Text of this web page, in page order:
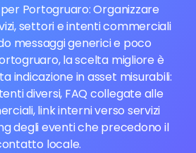
Portogruaro: Organizzare
settori e intenti commerciali
messaggi generici e poco
la scelta migliore è
indicazione in asset misurabili:
diversi, FAQ collegate alle
link interni verso servizi
degli eventi che precedono il
locale.